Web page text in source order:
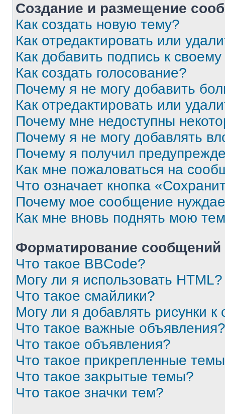
Создание и размещение
Как создать новую тему?
Как отредактировать или
Как добавить подпись к
Как создать голосование?
Почему я не могу добавить
Как отредактировать или
Почему мне недоступны
Почему я не могу добавлять
Почему я получил
Как мне пожаловаться на
Что означает кнопка
Почему мое сообщение
Как мне вновь поднять мою
Форматирование
Что такое BBCode?
Могу ли я использовать HTML?
Что такое смайлики?
Могу ли я добавлять рисунки
Что такое важные объявления?
Что такое объявления?
Что такое прикрепленные
Что такое закрытые темы?
Что такое значки тем?